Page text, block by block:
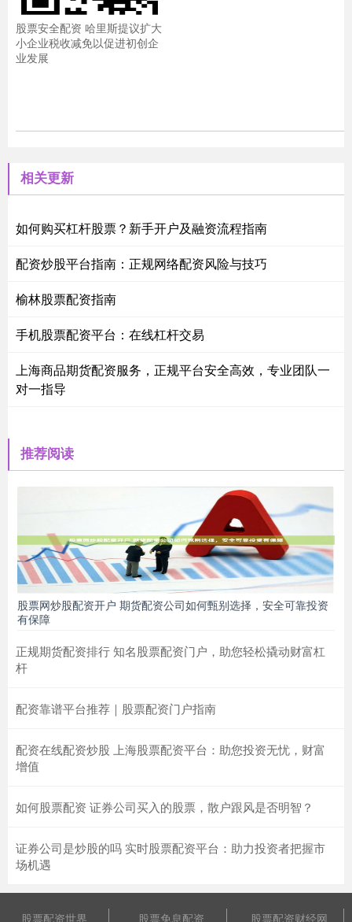
股票安全配资 哈里斯提议扩大
小企业税收减免以促进初创企
业发展
相关更新
如何购买杠杆股票？新手开户及融资流程指南
配资炒股平台指南：正规网络配资风险与技巧
榆林股票配资指南
手机股票配资平台：在线杠杆交易
上海商品期货配资服务，正规平台安全高效，专业团队一
对一指导
推荐阅读
股票网炒股配资开户 期货配资公司如何甄别选择，安全可靠投资
有保障
正规期货配资排行 知名股票配资门户，助您轻松撬动财富杠
杆
配资靠谱平台推荐｜股票配资门户指南
配资在线配资炒股 上海股票配资平台：助您投资无忧，财富
增值
如何股票配资 证券公司买入的股票，散户跟风是否明智？
证券公司是炒股的吗 实时股票配资平台：助力投资者把握市
场机遇
股票配资世界 股票免息配资 股票配资财经网